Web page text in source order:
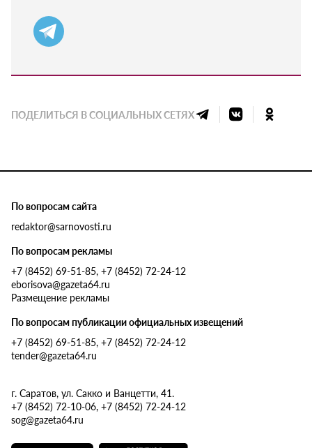
ПОДЕЛИТЬСЯ В СОЦИАЛЬНЫХ СЕТЯХ
По вопросам сайта
redaktor@sarnovosti.ru
По вопросам рекламы
+7 (8452) 69-51-85, +7 (8452) 72-24-12
eborisova@gazeta64.ru
Размещение рекламы
По вопросам публикации официальных извещений
+7 (8452) 69-51-85, +7 (8452) 72-24-12
tender@gazeta64.ru
г. Саратов, ул. Сакко и Ванцетти, 41.
+7 (8452) 72-10-06, +7 (8452) 72-24-12
sog@gazeta64.ru